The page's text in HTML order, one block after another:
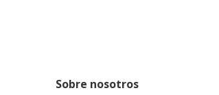
Sobre nosotros